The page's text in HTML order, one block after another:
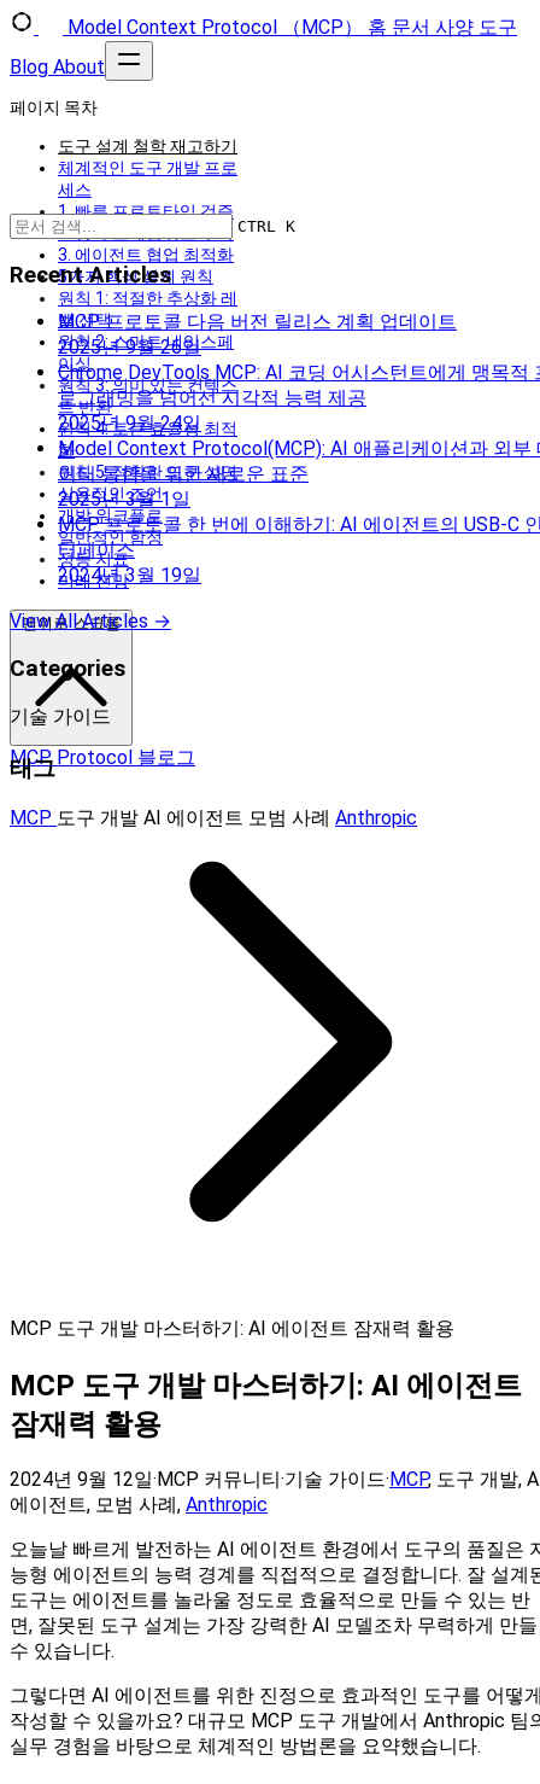
Model Context Protocol （MCP） 홈 문서 사양 도구
Blog About
CTRL K
Recent Articles
MCP 프로토콜 다음 버전 릴리스 계획 업데이트
2025년 9월 26일
Chrome DevTools MCP: AI 코딩 어시스턴트에게 맹목적
로그래밍을 넘어선 시각적 능력 제공
2025년 9월 24일
Model Context Protocol(MCP): AI 애플리케이션과 외부
이터 통합을 위한 새로운 표준
2025년 3월 1일
MCP 프로토콜 한 번에 이해하기: AI 에이전트의 USB-C
터페이스
2024년 3월 19일
View All Articles →
Categories
기술 가이드
태그
MCP 도구 개발 AI 에이전트 모범 사례 Anthropic
페이지 목차
도구 설계 철학 재고하기
체계적인 도구 개발 프로
세스
1. 빠른 프로토타입 검증
2. 평가 프레임워크 구축
3. 에이전트 협업 최적화
5가지 핵심 설계 원칙
원칙 1: 적절한 추상화 레
벨 선택
원칙 2: 스마트 네임스페
이싱
원칙 3: 의미 있는 컨텍스
트 반환
원칙 4: 토큰 효율성 최적
화
원칙 5: 정확한 도구 설명
실용적인 조언
개발 워크플로
일반적인 함정
성능 지표
미래 전망
맨위로 스크롤
MCP Protocol 블로그
MCP 도구 개발 마스터하기: AI 에이전트 잠재력 활용
MCP 도구 개발 마스터하기: AI 에이전트
잠재력 활용
2024년 9월 12일·MCP 커뮤니티·기술 가이드·MCP, 도구 개발,
에이전트, 모범 사례, Anthropic
오늘날 빠르게 발전하는 AI 에이전트 환경에서 도구의 품질은
능형 에이전트의 능력 경계를 직접적으로 결정합니다. 잘 설계
도구는 에이전트를 놀라울 정도로 효율적으로 만들 수 있는 반
면, 잘못된 도구 설계는 가장 강력한 AI 모델조차 무력하게 만들
수 있습니다.
그렇다면 AI 에이전트를 위한 진정으로 효과적인 도구를 어떻
작성할 수 있을까요? 대규모 MCP 도구 개발에서 Anthropic 팀
실무 경험을 바탕으로 체계적인 방법론을 요약했습니다.